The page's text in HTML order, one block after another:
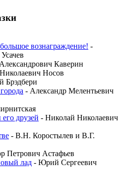
вознаграждение! -
Каверин
Носов
Брэдбери
- Александр Мелентьевич
друзей - Николай Николаевич
- В.Н. Коростылев и В.Г.
Петрович Астафьев
лад - Юрий Сергеевич